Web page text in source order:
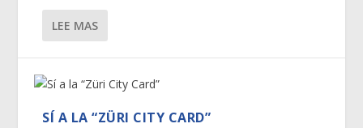
LEE MAS
SÍ A LA “ZÜRI CITY CARD”